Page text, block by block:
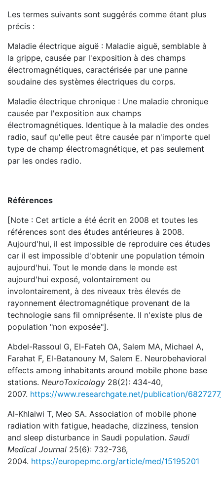
Les termes suivants sont suggérés comme étant plus
précis :
Maladie électrique aiguë : Maladie aiguë, semblable à
la grippe, causée par l'exposition à des champs
électromagnétiques, caractérisée par une panne
soudaine des systèmes électriques du corps.
Maladie électrique chronique : Une maladie chronique
causée par l'exposition aux champs
électromagnétiques. Identique à la maladie des ondes
radio, sauf qu'elle peut être causée par n'importe quel
type de champ électromagnétique, et pas seulement
par les ondes radio.
Références
[Note : Cet article a été écrit en 2008 et toutes les
références sont des études antérieures à 2008.
Aujourd'hui, il est impossible de reproduire ces études
car il est impossible d'obtenir une population témoin
aujourd'hui. Tout le monde dans le monde est
aujourd'hui exposé, volontairement ou
involontairement, à des niveaux très élevés de
rayonnement électromagnétique provenant de la
technologie sans fil omniprésente. Il n'existe plus de
population "non exposée"].
Abdel-Rassoul G, El-Fateh OA, Salem MA, Michael A,
Farahat F, El-Batanouny M, Salem E. Neurobehavioral
effects among inhabitants around mobile phone base
stations. NeuroToxicology 28(2): 434-40,
2007. https://www.researchgate.net/publication/
Al-Khlaiwi T, Meo SA. Association of mobile phone
radiation with fatigue, headache, dizziness, tension
and sleep disturbance in Saudi population. Saudi
Medical Journal 25(6): 732-736,
2004. https://europepmc.org/article/med/15195201